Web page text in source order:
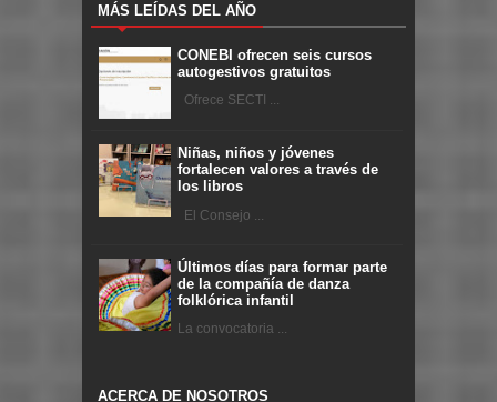
MÁS LEÍDAS DEL AÑO
CONEBI ofrecen seis cursos
autogestivos gratuitos
Ofrece SECTI ...
Niñas, niños y jóvenes
fortalecen valores a través de
los libros
El Consejo ...
Últimos días para formar parte
de la compañía de danza
folklórica infantil
La convocatoria ...
ACERCA DE NOSOTROS